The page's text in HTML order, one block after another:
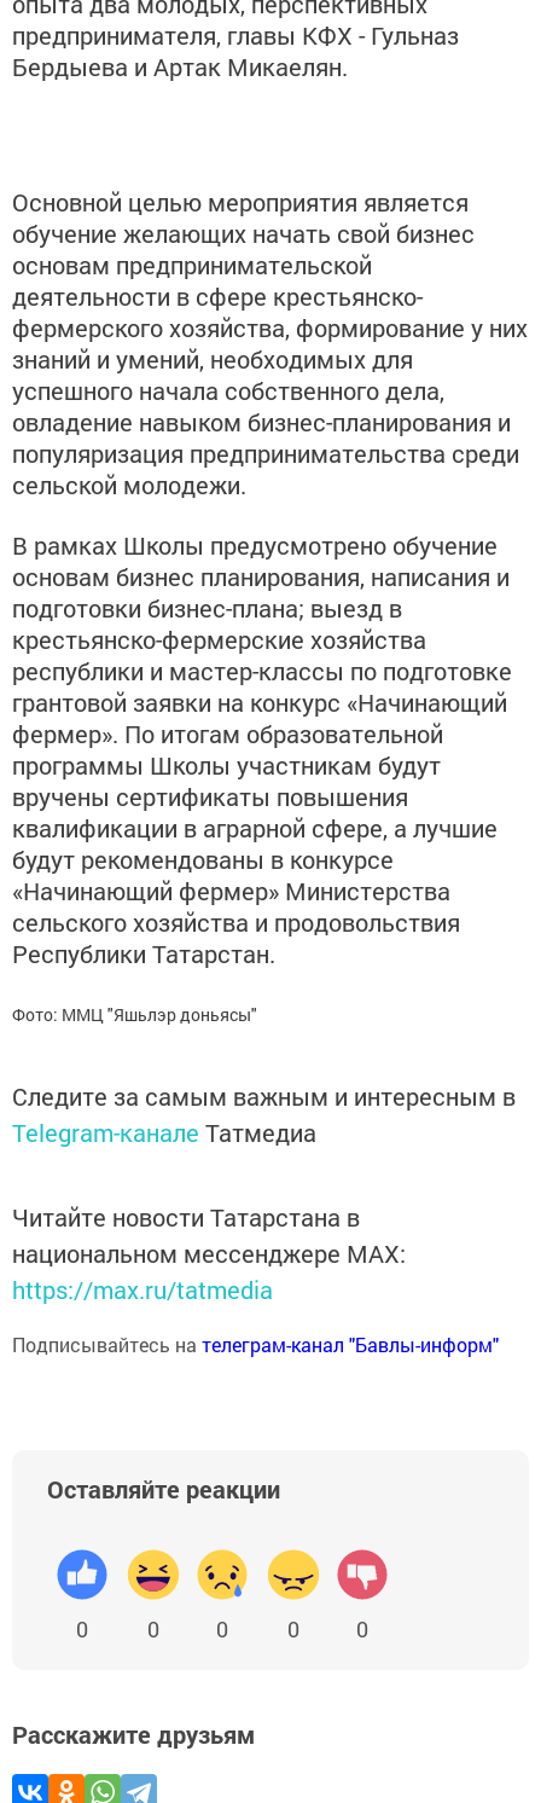
предпринимателя, главы КФХ - Гульназ
Бердыева и Артак Микаелян.
Основной целью мероприятия является
обучение желающих начать свой бизнес
основам предпринимательской
деятельности в сфере крестьянско-
фермерского хозяйства, формирование у них
знаний и умений, необходимых для
успешного начала собственного дела,
овладение навыком бизнес-планирования и
популяризация предпринимательства среди
сельской молодежи.
В рамках Школы предусмотрено обучение
основам бизнес планирования, написания и
подготовки бизнес-плана; выезд в
крестьянско-фермерские хозяйства
республики и мастер-классы по подготовке
грантовой заявки на конкурс «Начинающий
фермер». По итогам образовательной
программы Школы участникам будут
вручены сертификаты повышения
квалификации в аграрной сфере, а лучшие
будут рекомендованы в конкурсе
«Начинающий фермер» Министерства
сельского хозяйства и продовольствия
Республики Татарстан.
Фото: ММЦ "Яшьлэр доньясы"
Следите за самым важным и интересным в
Telegram-канале Татмедиа
Читайте новости Татарстана в
национальном мессенджере MАХ:
https://max.ru/tatmedia
Подписывайтесь на телеграм-канал "Бавлы-информ"
Оставляйте реакции
0 0 0 0 0
Расскажите друзьям